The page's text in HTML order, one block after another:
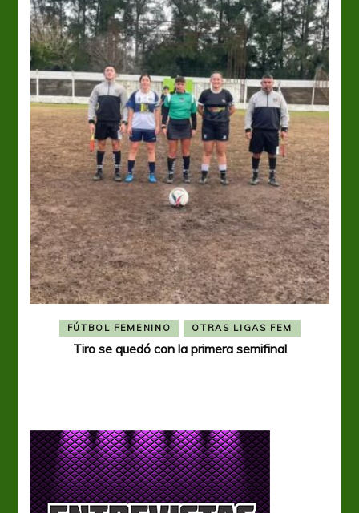
FÚTBOL FEMENINO OTRAS LIGAS FEM
Tiro se quedó con la primera semifinal